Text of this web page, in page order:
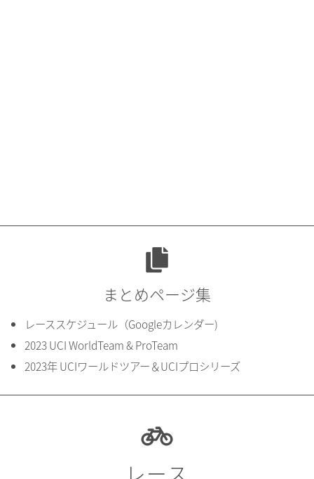
まとめページ集
レーススケジュール（Googleカレンダー)
2023 UCI WorldTeam & ProTeam
2023年 UCIワールドツアー＆UCIプロシリーズ